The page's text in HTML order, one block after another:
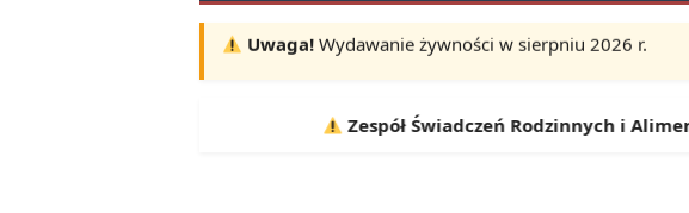
Uwaga!Wydawanie żywności w sierpniu 2026 r.
10.08, 11.08, 12.08 |
Zespół Świadczeń Rodzinnych i